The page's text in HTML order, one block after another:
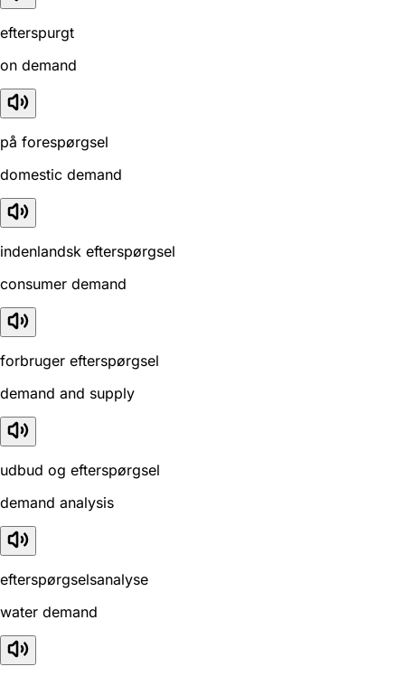
efterspurgt
on demand
på forespørgsel
domestic demand
indenlandsk efterspørgsel
consumer demand
forbruger efterspørgsel
demand and supply
udbud og efterspørgsel
demand analysis
efterspørgselsanalyse
water demand